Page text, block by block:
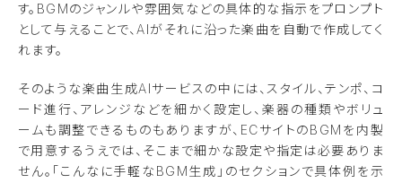
す。BGMのジャンルや雰囲気などの具体的な指示をプロンプト
として与えることで、AIがそれに沿った楽曲を自動で作成してく
れます。
そのような楽曲生成AIサービスの中には、スタイル、テンポ、コ
ード進行、アレンジなどを細かく設定し、楽器の種類やボリュ
ームも調整できるものもありますが、ECサイトのBGMを内製
で用意するうえでは、そこまで細かな設定や指定は必要ありま
せん。「こんなに手軽なBGM生成」のセクションで具体例を示